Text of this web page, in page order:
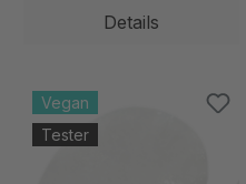
Details
Vegan
Tester